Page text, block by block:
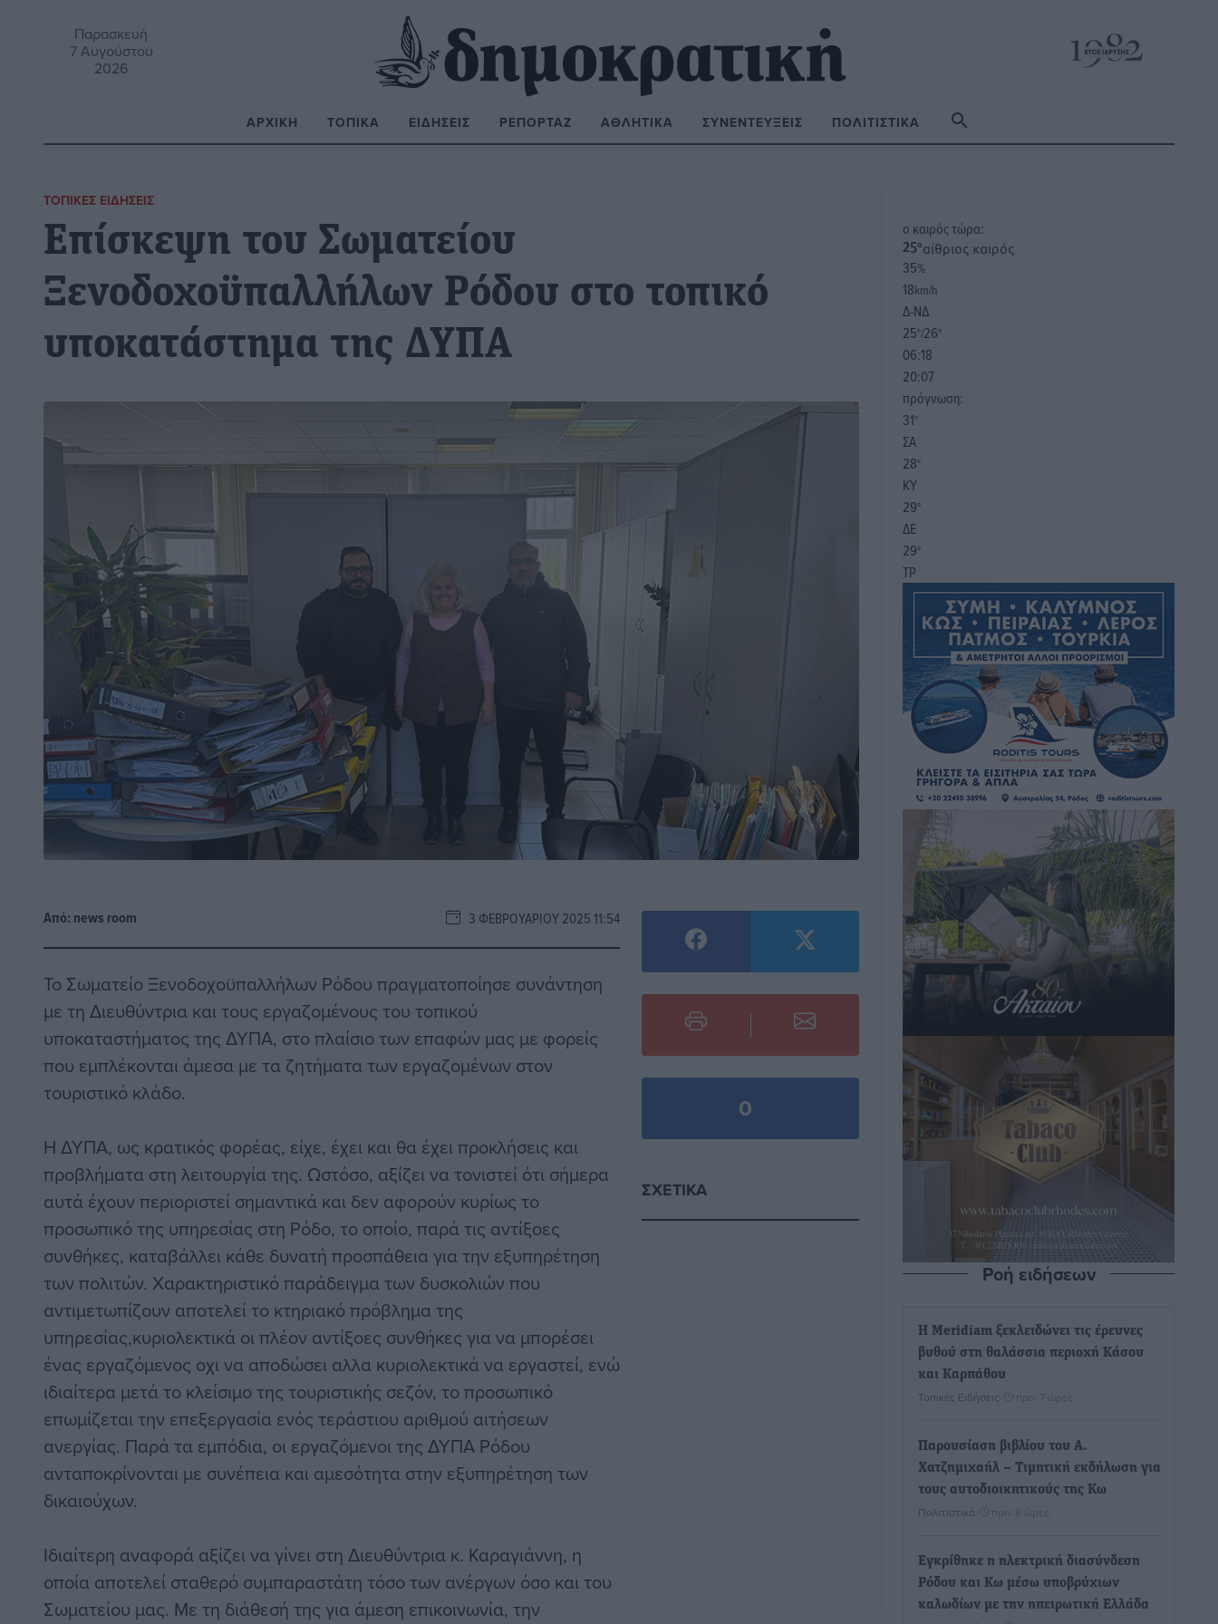
Παρασκευή
7 Αυγούστου
2026
ΑΡΧΙΚΉ ΤΟΠΙΚΆ ΕΙΔΉΣΕΙΣ ΡΕΠΟΡΤΆΖ ΑΘΛΗΤΙΚΆ ΣΥΝΕΝΤΕΎΞΕΙΣ ΠΟΛΙΤΙΣΤΙΚΆ
ΤΟΠΙΚΈΣ ΕΙΔΉΣΕΙΣ
Επίσκεψη του Σωματείου
Ξενοδοχοϋπαλλήλων Ρόδου στο τοπικό
υποκατάστημα της ΔΥΠΑ
Από: news room 3 ΦΕΒΡΟΥΑΡΊΟΥ 2025 11:54
Το Σωματείο Ξενοδοχοϋπαλλήλων Ρόδου πραγματοποίησε συνάντηση
με τη Διευθύντρια και τους εργαζομένους του τοπικού
υποκαταστήματος της ΔΥΠΑ, στο πλαίσιο των επαφών μας με φορείς
που εμπλέκονται άμεσα με τα ζητήματα των εργαζομένων στον
τουριστικό κλάδο.
Η ΔΥΠΑ, ως κρατικός φορέας, είχε, έχει και θα έχει προκλήσεις και
προβλήματα στη λειτουργία της. Ωστόσο, αξίζει να τονιστεί ότι σήμερα
αυτά έχουν περιοριστεί σημαντικά και δεν αφορούν κυρίως το
προσωπικό της υπηρεσίας στη Ρόδο, το οποίο, παρά τις αντίξοες
συνθήκες, καταβάλλει κάθε δυνατή προσπάθεια για την εξυπηρέτηση
των πολιτών. Χαρακτηριστικό παράδειγμα των δυσκολιών που
αντιμετωπίζουν αποτελεί το κτηριακό πρόβλημα της
υπηρεσίας,κυριολεκτικά οι πλέον αντίξοες συνθήκες για να μπορέσει
ένας εργαζόμενος οχι να αποδώσει αλλα κυριολεκτικά να εργαστεί, ενώ
ιδιαίτερα μετά το κλείσιμο της τουριστικής σεζόν, το προσωπικό
επωμίζεται την επεξεργασία ενός τεράστιου αριθμού αιτήσεων
ανεργίας. Παρά τα εμπόδια, οι εργαζόμενοι της ΔΥΠΑ Ρόδου
ανταποκρίνονται με συνέπεια και αμεσότητα στην εξυπηρέτηση των
δικαιούχων.
Ιδιαίτερη αναφορά αξίζει να γίνει στη Διευθύντρια κ. Καραγιάννη, η
οποία αποτελεί σταθερό συμπαραστάτη τόσο των ανέργων όσο και του
Σωματείου μας. Με τη διάθεσή της για άμεση επικοινωνία, την
0
ΣΧΕΤΙΚΆ
o καιρός τώρα:
25°αίθριος καιρός
35%
18km/h
Δ-ΝΔ
25°/26°
06:18
20:07
πρόγνωση:
31°
ΣΑ
28°
ΚΥ
29°
ΔΕ
29°
ΤΡ
Ροή ειδήσεων
Η Meridiam ξεκλειδώνει τις έρευνες
βυθού στη θαλάσσια περιοχή Κάσου
και Καρπάθου
Τοπικές Ειδήσεις πριν 7 ώρες
Παρουσίαση βιβλίου του Α.
Χατζημιχαήλ – Τιμητική εκδήλωση για
τους αυτοδιοικητικούς της Κω
Πολιτιστικά πριν 8 ώρες
Εγκρίθηκε η ηλεκτρική διασύνδεση
Ρόδου και Κω μέσω υποβρύχιων
καλωδίων με την ηπειρωτική Ελλάδα